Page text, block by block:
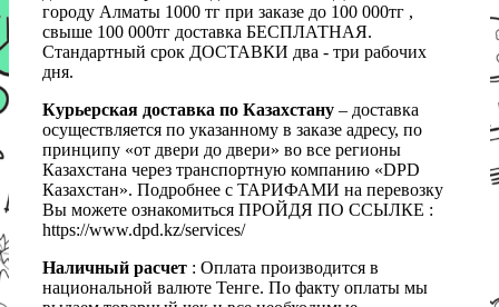
городу Алматы 1000 тг при заказе до 100 000тг ,
свыше 100 000тг доставка БЕСПЛАТНАЯ.
Стандартный срок ДОСТАВКИ два - три рабочих
дня.
Курьерская доставка по Казахстану – доставка
осуществляется по указанному в заказе адресу, по
принципу «от двери до двери» во все регионы
Казахстана через транспортную компанию «DPD
Казахстан». Подробнее с ТАРИФАМИ на перевозку
Вы можете ознакомиться ПРОЙДЯ ПО ССЫЛКЕ :
https://www.dpd.kz/services/
Наличный расчет : Оплата производится в
национальной валюте Тенге. По факту оплаты мы